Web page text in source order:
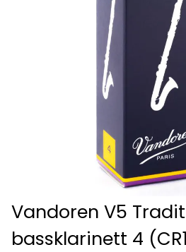
Vandoren V5
bassklarinett 4